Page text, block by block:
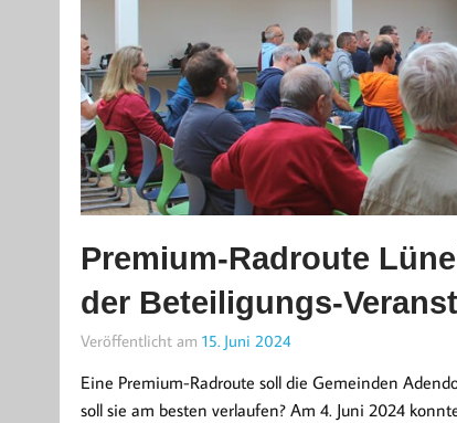
Premium-Radroute
der Beteiligungs-
Veröffentlicht am 15. Juni 2024
Eine Premium-Radroute soll die Gemeinden
soll sie am besten verlaufen? Am 4. Juni 2024